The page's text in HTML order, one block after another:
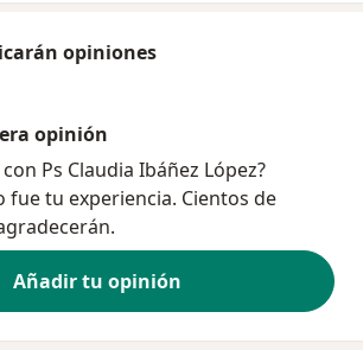
opiniones
opinión
Ps Claudia Ibáñez López?
fue tu experiencia. Cientos de
Añadir tu opinión